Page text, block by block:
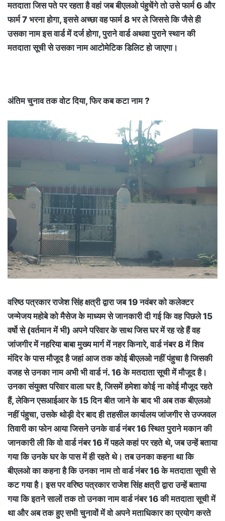
मतदाता जिस पते पर रहता है वहां जब बीएलओ पंहुचेंगे तो उसे फार्म 6 और
फार्म 7 भरना होगा, इससे अच्छा वह फार्म 8 भर ले जिससे कि जैसे ही
उसका नाम इस वार्ड में दर्ज होगा, पुराने वार्ड अथवा पुराने स्थान की
मतदाता सूची से उसका नाम आटोमेटिक डिलिट हो जाएगा।
अंतिम चुनाव तक वोट दिया, फिर कब कटा नाम ?
वरिष्ठ पत्रकार राजेश सिंह क्षत्री द्वारा जब 19 नवंबर को कलेक्टर
जन्मेजय महोबे को मैसेज के माध्यम से जानकारी दी गई कि वह पिछले 15
वर्षो से (वर्तमान में भी) अपने परिवार के साथ जिस घर में रह रहे हैं वह
जांजगीर में नहरिया बाबा मुख्य मार्ग में नहर किनारे, वार्ड नंबर 8 में शिव
मंदिर के पास मौजूद है जहां आज तक कोई बीएलओ नहीं पंहुचा है जिसकी
वजह से उनका नाम अभी भी वार्ड नं. 16 के मतदाता सूची में मौजूद है।
उनका संयुक्त परिवार वाला घर है, जिसमें हमेशा कोई ना कोई मौजूद रहते
हैं, लेकिन एसआईआर के 15 दिन बीत जाने के बाद भी अब तक बीएलओ
नहीं पंहुचा, उसके थोड़ी देर बाद ही तहसील कार्यालय जांजगीर से उज्जवल
तिवारी का फोन आया जिसने उनके वार्ड नंबर 16 स्थित पुराने मकान की
जानकारी ली कि वो वार्ड नंबर 16 में पहले कहां पर रहते थे, जब उन्हें बताया
गया कि उनके घर के पास में ही रहते थे। तब उनका कहना था कि
बीएलओ का कहना है कि उनका नाम तो वार्ड नंबर 16 के मतदाता सूची से
कट गया है। इस पर वरिष्ठ पत्रकार राजेश सिंह क्षत्री द्वारा उन्हें बताया
गया कि इतने सालों तक तो उनका नाम वार्ड नंबर 16 की मतदाता सूची में
था और अब तक हुए सभी चुनावों में वो अपने मताधिकार का प्रयोग करते